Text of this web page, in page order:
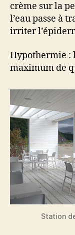
crème sur la
l’eau passe à
irriter
Hypothermie :
maximum de
Station